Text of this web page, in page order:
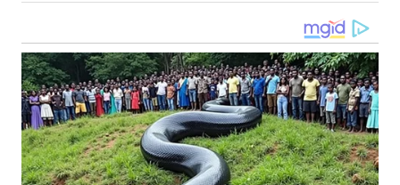
JOGJA
WN
JATIM
WN